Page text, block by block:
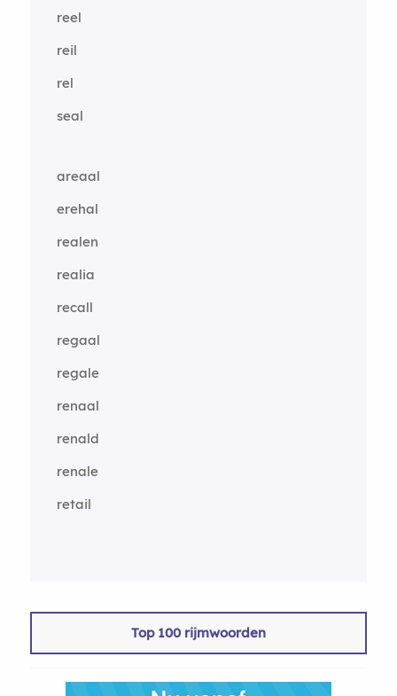
reel
reil
rel
seal
areaal
erehal
realen
realia
recall
regaal
regale
renaal
renald
renale
retail
Top 100 rijmwoorden